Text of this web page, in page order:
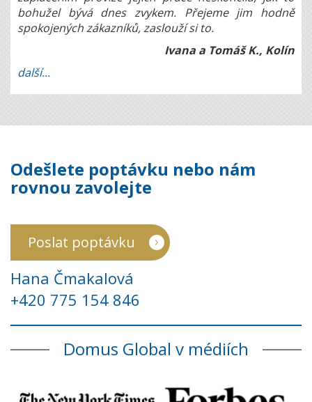
bohužel bývá dnes zvykem. Přejeme jim hodně
spokojených zákazníků, zaslouží si to.
Ivana a Tomáš K., Kolín
další...
Odešlete poptávku nebo nám
rovnou zavolejte
Poslat poptávku
Hana Čmakalová
+420 775 154 846
Domus Global v médiích